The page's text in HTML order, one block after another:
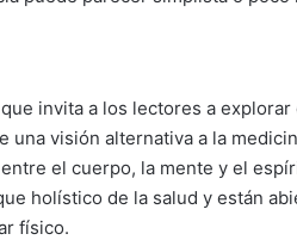
invita a los lectores a
una visión alternativa a la
el cuerpo, la mente y el
holístico de la salud y están
físico.